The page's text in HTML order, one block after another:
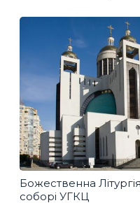
Божественна
соборі УГКЦ